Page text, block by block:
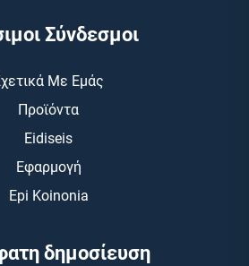
Σύνδεσμοι
Με Εμάς
Προϊόντα
Eidiseis
Εφαρμογή
Epi Koinonia
δημοσίευση